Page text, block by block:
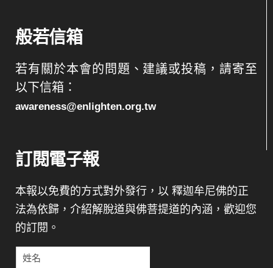
般若信箱
若有關於本會的問題、建議或投稿，請寄至
以下信箱：
awareness@enlighten.org.tw
訂閱電子報
本報以免費的方式對外發行，以 釋迦牟尼佛的正
法為依歸，介紹解脫道與佛菩提道的內涵，歡迎您
的訂閱。